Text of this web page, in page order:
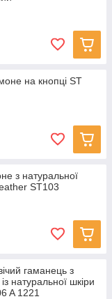
на кнопці ST
з натуральної
ST103
гаманець з
натуральної шкіри
A 1221